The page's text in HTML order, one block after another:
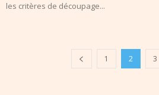
les critères de découpage...
1 2 3